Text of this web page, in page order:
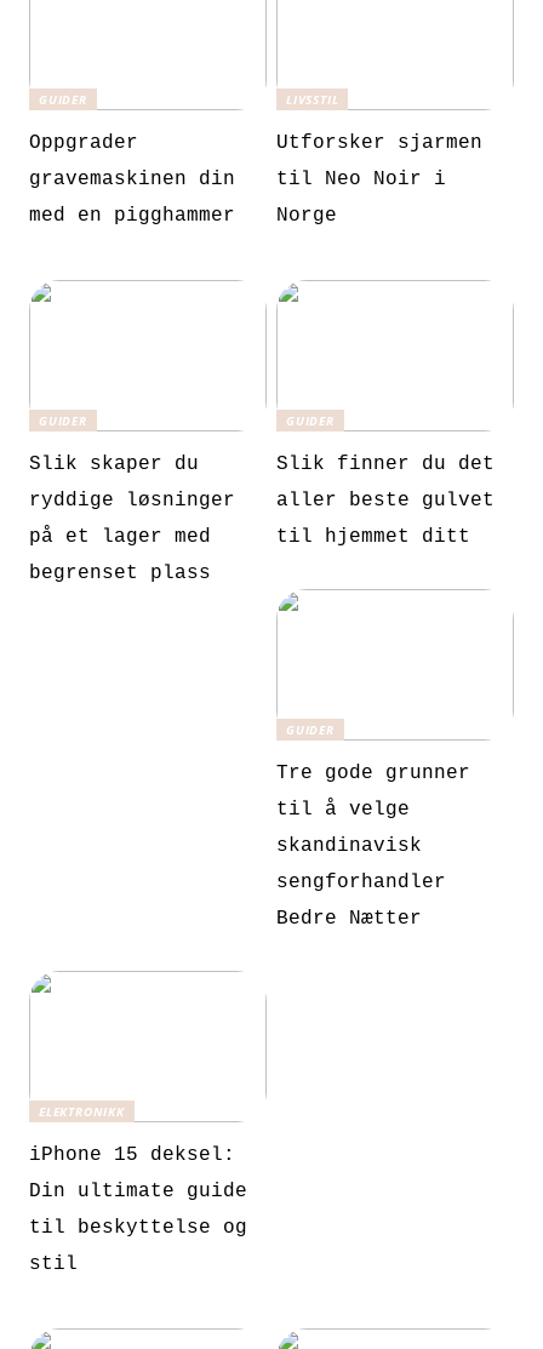
GUIDER
Oppgrader
gravemaskinen din
med en pigghammer
LIVSSTIL
Utforsker sjarmen
til Neo Noir i
Norge
GUIDER
Slik skaper du
ryddige løsninger
på et lager med
begrenset plass
GUIDER
Slik finner du det
aller beste gulvet
til hjemmet ditt
GUIDER
Tre gode grunner
til å velge
skandinavisk
sengforhandler
Bedre Nætter
ELEKTRONIKK
iPhone 15 deksel:
Din ultimate guide
til beskyttelse og
stil